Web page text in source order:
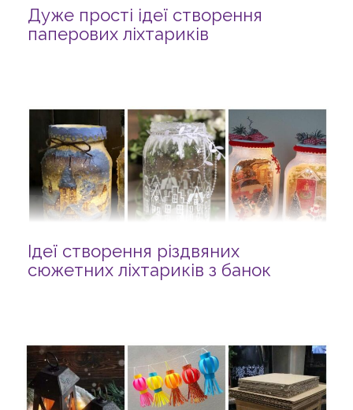
Дуже прості ідеї створення
паперових ліхтариків
Ідеї створення різдвяних
сюжетних ліхтариків з банок